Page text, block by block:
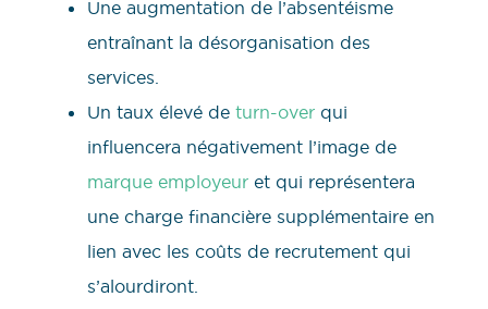
Une augmentation de l’absentéisme
entraînant la désorganisation des
services.
Un taux élevé de turn-over qui
influencera négativement l’image de
marque employeur et qui représentera
une charge financière supplémentaire en
lien avec les coûts de recrutement qui
s’alourdiront.